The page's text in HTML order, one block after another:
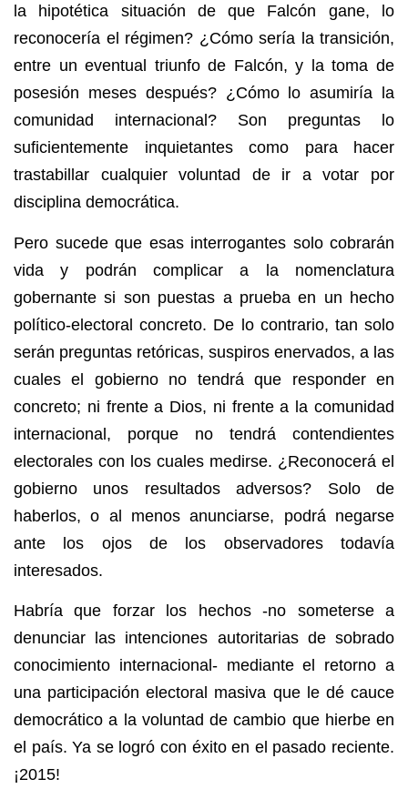
la hipotética situación de que Falcón gane, lo
reconocería el régimen? ¿Cómo sería la transición,
entre un eventual triunfo de Falcón, y la toma de
posesión meses después? ¿Cómo lo asumiría la
comunidad internacional? Son preguntas lo
suficientemente inquietantes como para hacer
trastabillar cualquier voluntad de ir a votar por
disciplina democrática.
Pero sucede que esas interrogantes solo cobrarán
vida y podrán complicar a la nomenclatura
gobernante si son puestas a prueba en un hecho
político-electoral concreto. De lo contrario, tan solo
serán preguntas retóricas, suspiros enervados, a las
cuales el gobierno no tendrá que responder en
concreto; ni frente a Dios, ni frente a la comunidad
internacional, porque no tendrá contendientes
electorales con los cuales medirse. ¿Reconocerá el
gobierno unos resultados adversos? Solo de
haberlos,o al menos anunciarse, podrá negarse
ante los ojos de los observadores todavía
interesados.
Habría que forzar los hechos -no someterse a
denunciar las intenciones autoritarias de sobrado
conocimiento internacional- mediante el retorno a
una participación electoral masiva que le dé cauce
democrático a la voluntad de cambio que hierbe en
el país. Ya se logró con éxito en el pasado reciente.
¡2015!